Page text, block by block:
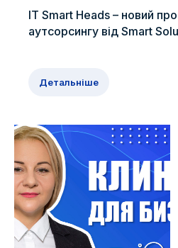
IT Smart Heads – новий
аутсорсингу від Smart
Детальніше